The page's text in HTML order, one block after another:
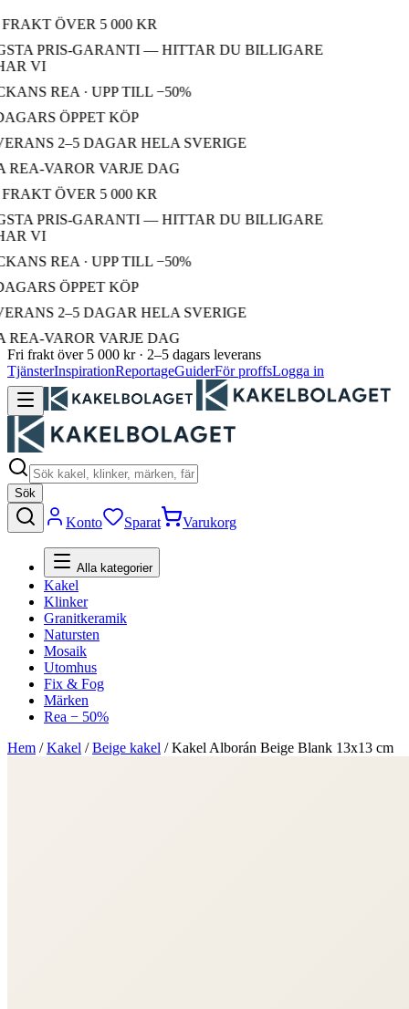
ÖVER 5 000 KR
PRIS-GARANTI — HITTAR DU BILLIGARE
VI
REA · UPP TILL −50%
ÖPPET KÖP
2–5 DAGAR HELA SVERIGE
VAROR VARJE DAG
ÖVER 5 000 KR
PRIS-GARANTI — HITTAR DU BILLIGARE
VI
REA · UPP TILL −50%
ÖPPET KÖP
2–5 DAGAR HELA SVERIGE
VAROR VARJE DAG
Fri frakt över 5 000 kr · 2–5 dagars leverans
TjänsterInspirationReportageGuiderFör proffsLogga in
Sök
Konto Sparat Varukorg
Alla kategorier
Kakel
Klinker
Granitkeramik
Natursten
Mosaik
Utomhus
Fix & Fog
Märken
Rea − 50%
Hem /Kakel /Beige kakel /Kakel Alborán Beige Blank 13x13 cm